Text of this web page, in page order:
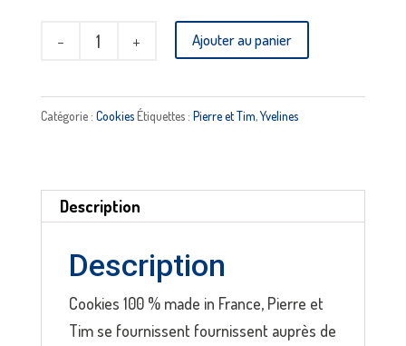
quantité
cookies
TIM
Ajouter au panier
Catégorie : CookiesÉtiquettes : Pierre et Tim,Yvelines
Description
Description
Cookies 100 % made in France, Pierre et
Tim se fournissent fournissent auprès de